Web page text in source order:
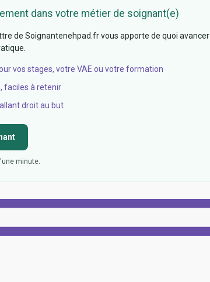
dans votre métier de soignant(e)
de Soignantenehpad.fr vous apporte de quoi avancer
vos stages, votre VAE ou votre formation
faciles à retenir
droit au but
minute.